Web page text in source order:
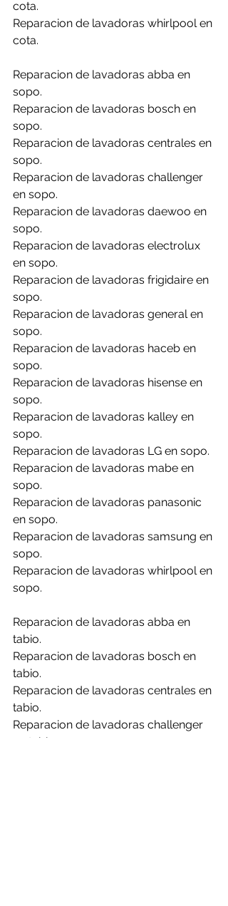
cota.
Reparacion de lavadoras whirlpool en
cota.
Reparacion de lavadoras abba en
sopo.
Reparacion de lavadoras bosch en
sopo.
Reparacion de lavadoras centrales en
sopo.
Reparacion de lavadoras challenger
en sopo.
Reparacion de lavadoras daewoo en
sopo.
Reparacion de lavadoras electrolux
en sopo.
Reparacion de lavadoras frigidaire en
sopo.
Reparacion de lavadoras general en
sopo.
Reparacion de lavadoras haceb en
sopo.
Reparacion de lavadoras hisense en
sopo.
Reparacion de lavadoras kalley en
sopo.
Reparacion de lavadoras LG en sopo.
Reparacion de lavadoras mabe en
sopo.
Reparacion de lavadoras panasonic
en sopo.
Reparacion de lavadoras samsung en
sopo.
Reparacion de lavadoras whirlpool en
sopo.
Reparacion de lavadoras abba en
tabio.
Reparacion de lavadoras bosch en
tabio.
Reparacion de lavadoras centrales en
tabio.
Reparacion de lavadoras challenger
en tabio.